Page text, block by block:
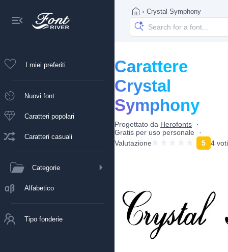
I miei preferiti
Nuovi font
Caratteri popolari
Caratteri casuali
Categorie
Alfabetico
Tipo fonderie
› Crystal Symphony
Carattere
Crystal
Symphony
Progettato da Herofonts
Gratis per uso personale
Valutazione
5 4 voti